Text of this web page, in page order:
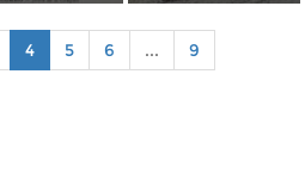
4 5 6 ...
9